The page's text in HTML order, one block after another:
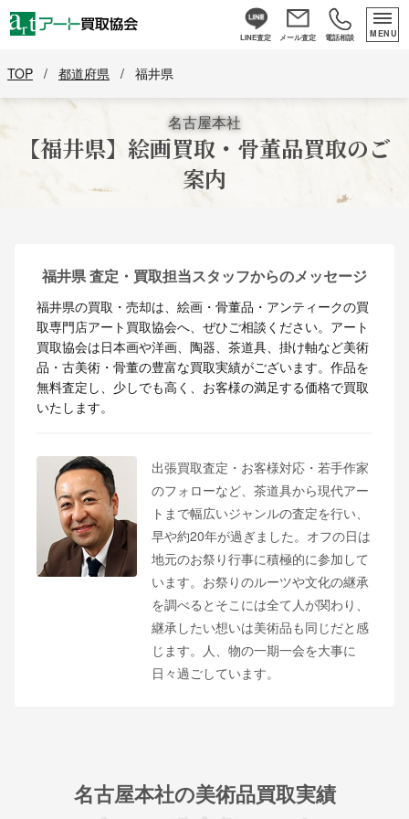
LINE査定 メール査定 電話相談 MENU
TOP / 都道府県 / 福井県
名古屋本社
【福井県】絵画買取・骨董品買取のご
案内
福井県 査定・買取担当スタッフからのメッセージ
福井県の買取・売却は、絵画・骨董品・アンティークの買
取専門店アート買取協会へ、ぜひご相談ください。アート
買取協会は日本画や洋画、陶器、茶道具、掛け軸など美術
品・古美術・骨董の豊富な買取実績がございます。作品を
無料査定し、少しでも高く、お客様の満足する価格で買取
いたします。
出張買取査定・お客様対応・若手作家
のフォローなど、茶道具から現代アー
トまで幅広いジャンルの査定を行い、
早や約20年が過ぎました。オフの日は
地元のお祭り行事に積極的に参加して
います。お祭りのルーツや文化の継承
を調べるとそこには全て人が関わり、
継承したい想いは美術品も同じだと感
じます。人、物の一期一会を大事に
日々過ごしています。
名古屋本社の美術品買取実績